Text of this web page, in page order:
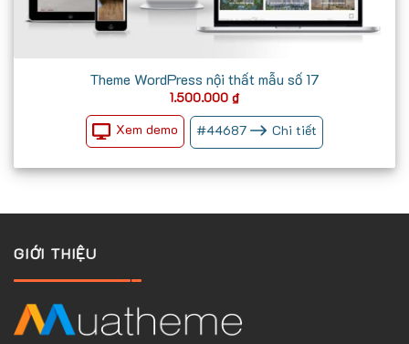
Theme WordPress nội thất mẫu số 17
1.500.000 ₫
Xem demo #44687 Chi tiết
GIỚI THIỆU